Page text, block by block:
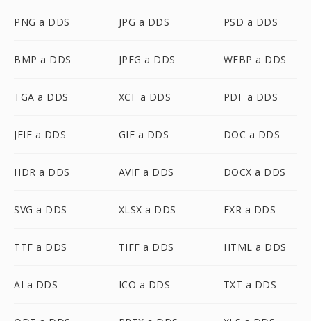
PNG a DDS JPG a DDS PSD a DDS
BMP a DDS JPEG a DDS WEBP a DDS
TGA a DDS XCF a DDS PDF a DDS
JFIF a DDS GIF a DDS DOC a DDS
HDR a DDS AVIF a DDS DOCX a DDS
SVG a DDS XLSX a DDS EXR a DDS
TTF a DDS TIFF a DDS HTML a DDS
AI a DDS ICO a DDS TXT a DDS